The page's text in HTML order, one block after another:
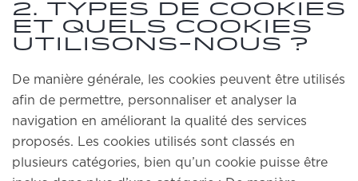
2. Types de cookies
et quels cookies
utilisons-nous ?
De manière générale, les cookies peuvent être utilisés
afin de permettre, personnaliser et analyser la
navigation en améliorant la qualité des services
proposés. Les cookies utilisés sont classés en
plusieurs catégories, bien qu’un cookie puisse être